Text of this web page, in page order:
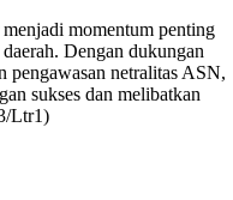
momentum penting
Dengan dukungan
pengawasan netralitas ASN,
sukses dan melibatkan
Ltr1)